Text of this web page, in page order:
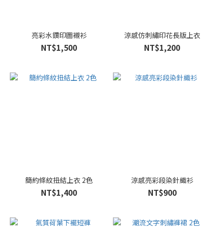
亮彩水鑽印圖襯衫
NT$1,500
涼感仿刺繡印花長版上衣
NT$1,200
簡約條紋扭結上衣 2色
NT$1,400
涼感亮彩段染針織衫
NT$900